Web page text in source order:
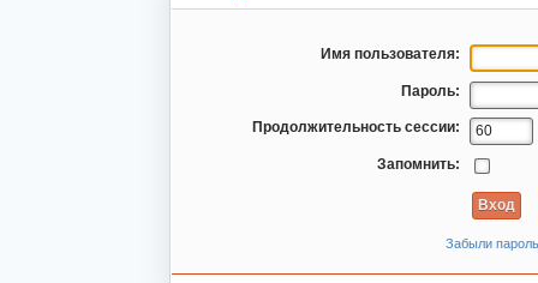
Имя пользователя:
Пароль:
Продолжительность сессии:
Запомнить:
Забыли